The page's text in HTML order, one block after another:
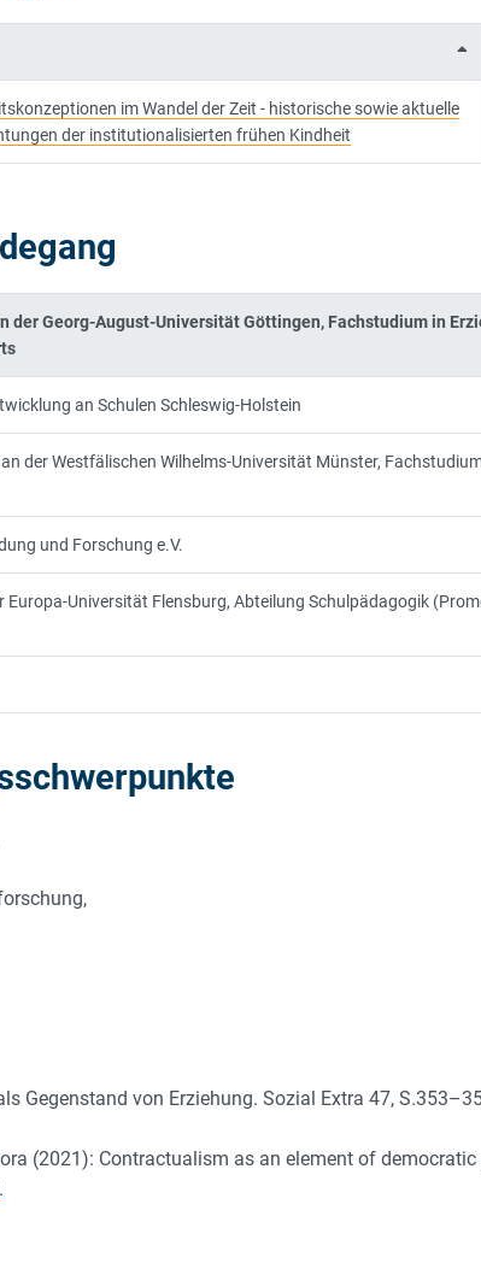
im Wandel der Zeit - historische sowie aktuelle
der institutionalisierten frühen Kindheit
der Georg-August-Universität Göttingen, Fachstudium in
an Schulen Schleswig-Holstein
der Westfälischen Wilhelms-Universität Münster,
und Forschung e.V.
Universität Flensburg, Abteilung Schulpädagogik
Gegenstand von Erziehung. Sozial Extra 47,
(2021): Contractualism as an element of
.